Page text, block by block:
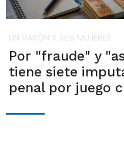
UN VARÓN Y SEIS MUJERES
Por "fraude" y
tiene siete
penal por juego